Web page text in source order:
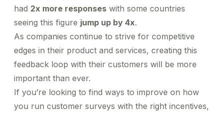
had 2x more responses with some countries
seeing this figure jump up by 4x.
As companies continue to strive for competitive
edges in their product and services, creating this
feedback loop with their customers will be more
important than ever.
If you’re looking to find ways to improve on how
you run customer surveys with the right incentives,